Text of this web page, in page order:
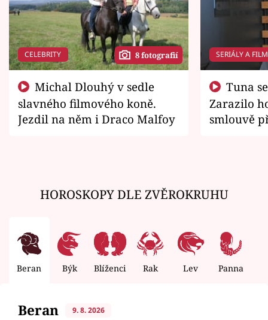
CELEBRITY 8 fotografií
slavného filmového koně.
Jezdil na něm i Draco Malfoy
SERIÁLY A
Zarazilo
smlouvě
HOROSKOPY DLE ZVĚROKRUHU
Beran Býk Blíženci Rak Lev Panna
Beran 9. 8. 2026